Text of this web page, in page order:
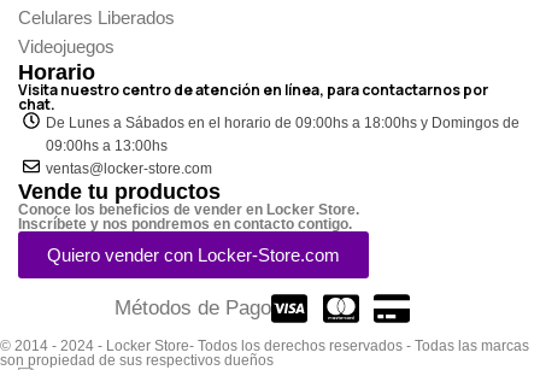
Celulares Liberados
Videojuegos
Horario
Visita nuestro centro de atención en línea, para contactarnos por
chat.
De Lunes a Sábados en el horario de 09:00hs a 18:00hs y Domingos de
09:00hs a 13:00hs
ventas@locker-store.com
Vende tu productos
Conoce los beneficios de vender en Locker Store.
Inscríbete y nos pondremos en contacto contigo.
Quiero vender con Locker-Store.com
Métodos de Pago
© 2014 - 2024 - Locker Store- Todos los derechos reservados - Todas las marcas
son propiedad de sus respectivos dueños